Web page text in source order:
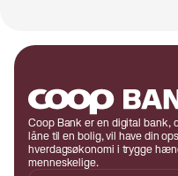
Coop Bank er en digital bank,
låne til en bolig, vil have din
hverdagsøkonomi i trygge
menneskelige.